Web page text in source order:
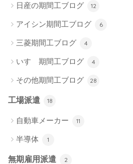
日産の期間工ブログ 12
アイシン期間工ブログ 6
三菱期間工ブログ 4
いすゞ期間工ブログ 4
その他期間工ブログ 28
工場派遣 18
自動車メーカー 11
半導体 1
無期雇用派遣 2